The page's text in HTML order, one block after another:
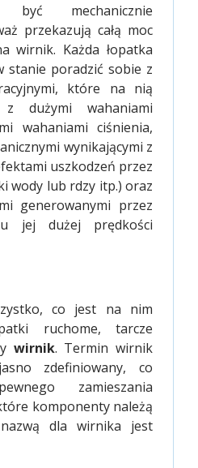
mechanicznie
przekazują całą moc
wirnik. Każda łopatka
stanie poradzić sobie z
które na nią
dużymi wahaniami
wahaniami ciśnienia,
wynikającymi z
uszkodzeń przez
wody lub rdzy itp.) oraz
generowanymi przez
jej dużej prędkości
co jest na nim
ruchome, tarcze
wirnik. Termin wirnik
zdefiniowany, co
zamieszania
komponenty należą
dla wirnika jest